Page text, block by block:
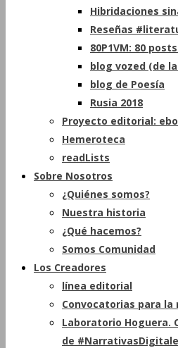
Hibridaciones
Reseñas
80P1VM: 80
blog vozed (de
blog de Poesía
Rusia 2018
Proyecto editorial:
Hemeroteca
readLists
Sobre Nosotros
¿Quiénes somos?
Nuestra historia
¿Qué hacemos?
Somos Comunidad
Los Creadores
línea editorial
Convocatorias para la
Laboratorio Hoguera.
de